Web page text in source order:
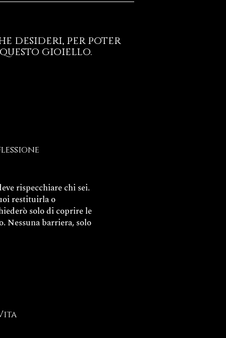
desideri, per poter
gioiello.
rispecchiare chi sei.
restituirla o
solo di coprire le
Nessuna barriera, solo